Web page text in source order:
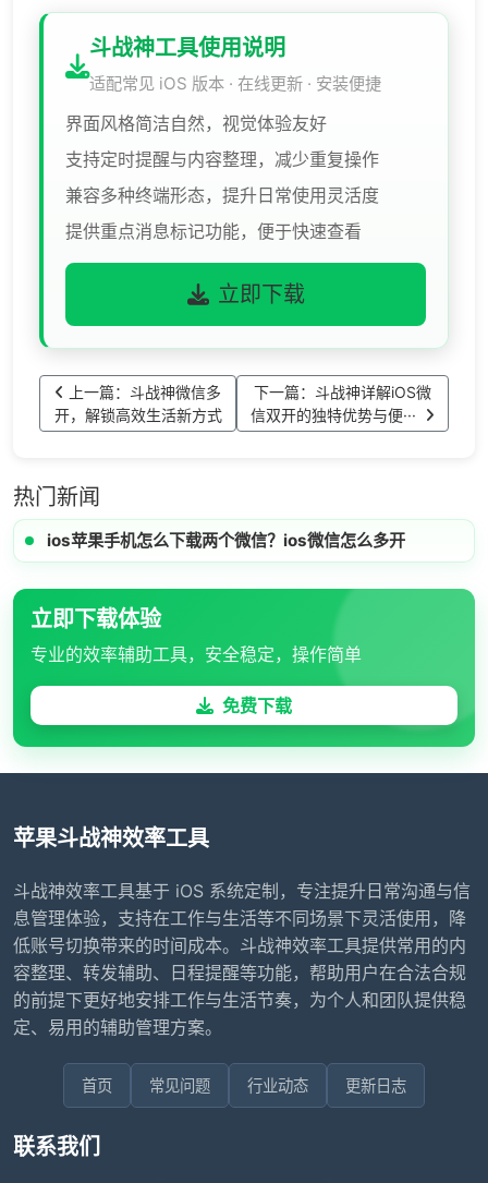
斗战神工具使用说明
适配常见 iOS 版本 · 在线更新 · 安装便捷
界面风格简洁自然，视觉体验友好
支持定时提醒与内容整理，减少重复操作
兼容多种终端形态，提升日常使用灵活度
提供重点消息标记功能，便于快速查看
立即下载
上一篇：斗战神微信多
开，解锁高效生活新方式
下一篇：斗战神详解iOS微
信双开的独特优势与便···
热门新闻
ios苹果手机怎么下载两个微信？ios微信怎么多开
立即下载体验
专业的效率辅助工具，安全稳定，操作简单
免费下载
苹果斗战神效率工具
斗战神效率工具基于 iOS 系统定制，专注提升日常沟通与信
息管理体验，支持在工作与生活等不同场景下灵活使用，降
低账号切换带来的时间成本。斗战神效率工具提供常用的内
容整理、转发辅助、日程提醒等功能，帮助用户在合法合规
的前提下更好地安排工作与生活节奏，为个人和团队提供稳
定、易用的辅助管理方案。
首页 常见问题 行业动态 更新日志
联系我们